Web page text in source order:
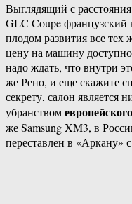
Выглядящий с
GLC Coupe французский
плодом развития все
цену на машину
надо ждать, что внутри
же Рено, и еще скажите
секрету, салон является
убранством
же Samsung XM3, в
переставлен в «Аркану»